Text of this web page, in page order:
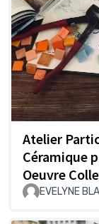
Atelier
Céramique
Oeuvre
EVELYNE